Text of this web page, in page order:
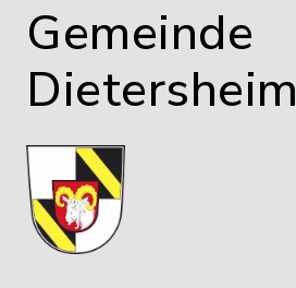
Gemeinde
Dietersheim